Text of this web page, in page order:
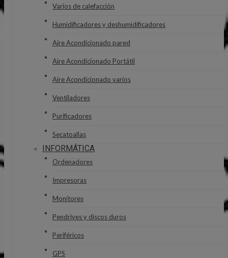
Varios de calefacción
Humidificadores y deshumidificadores
Aire Acondicionado pared
Aire Acondicionado Portátil
Aire Acondicionado varios
Ventiladores
Purificadores
Secatoallas
INFORMÁTICA
Ordenadores
Impresoras
Monitores
Pendrives y discos duros
Periféricos
GPS